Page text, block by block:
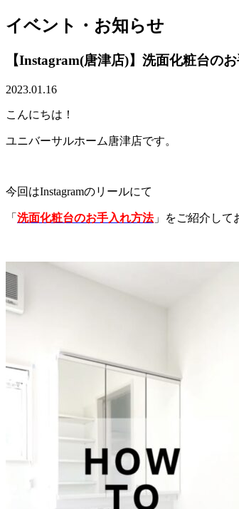
イベント・お知らせ
【Instagram(唐津店)】洗面化粧台の
2023.01.16
こんにちは！
ユニバーサルホーム唐津店です。
今回はInstagramのリールにて
「 洗面化粧台のお手入れ方法」をご紹介して